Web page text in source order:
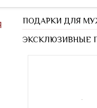
ПОДАРКИ ДЛЯ
ЭКСКЛЮЗИВНЫЕ